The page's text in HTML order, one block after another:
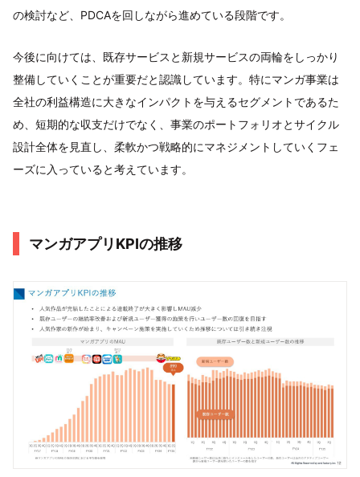
の検討など、PDCAを回しながら進めている段階です。
今後に向けては、既存サービスと新規サービスの両輪をしっかり
整備していくことが重要だと認識しています。特にマンガ事業は
全社の利益構造に大きなインパクトを与えるセグメントであるた
め、短期的な収支だけでなく、事業のポートフォリオとサイクル
設計全体を見直し、柔軟かつ戦略的にマネジメントしていくフェ
ーズに入っていると考えています。
マンガアプリKPIの推移